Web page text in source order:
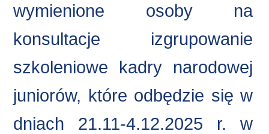
wymienione osoby na
konsultacje izgrupowanie
szkoleniowe kadry narodowej
juniorów, które odbędzie się w
dniach 21.11-4.12.2025 r. w